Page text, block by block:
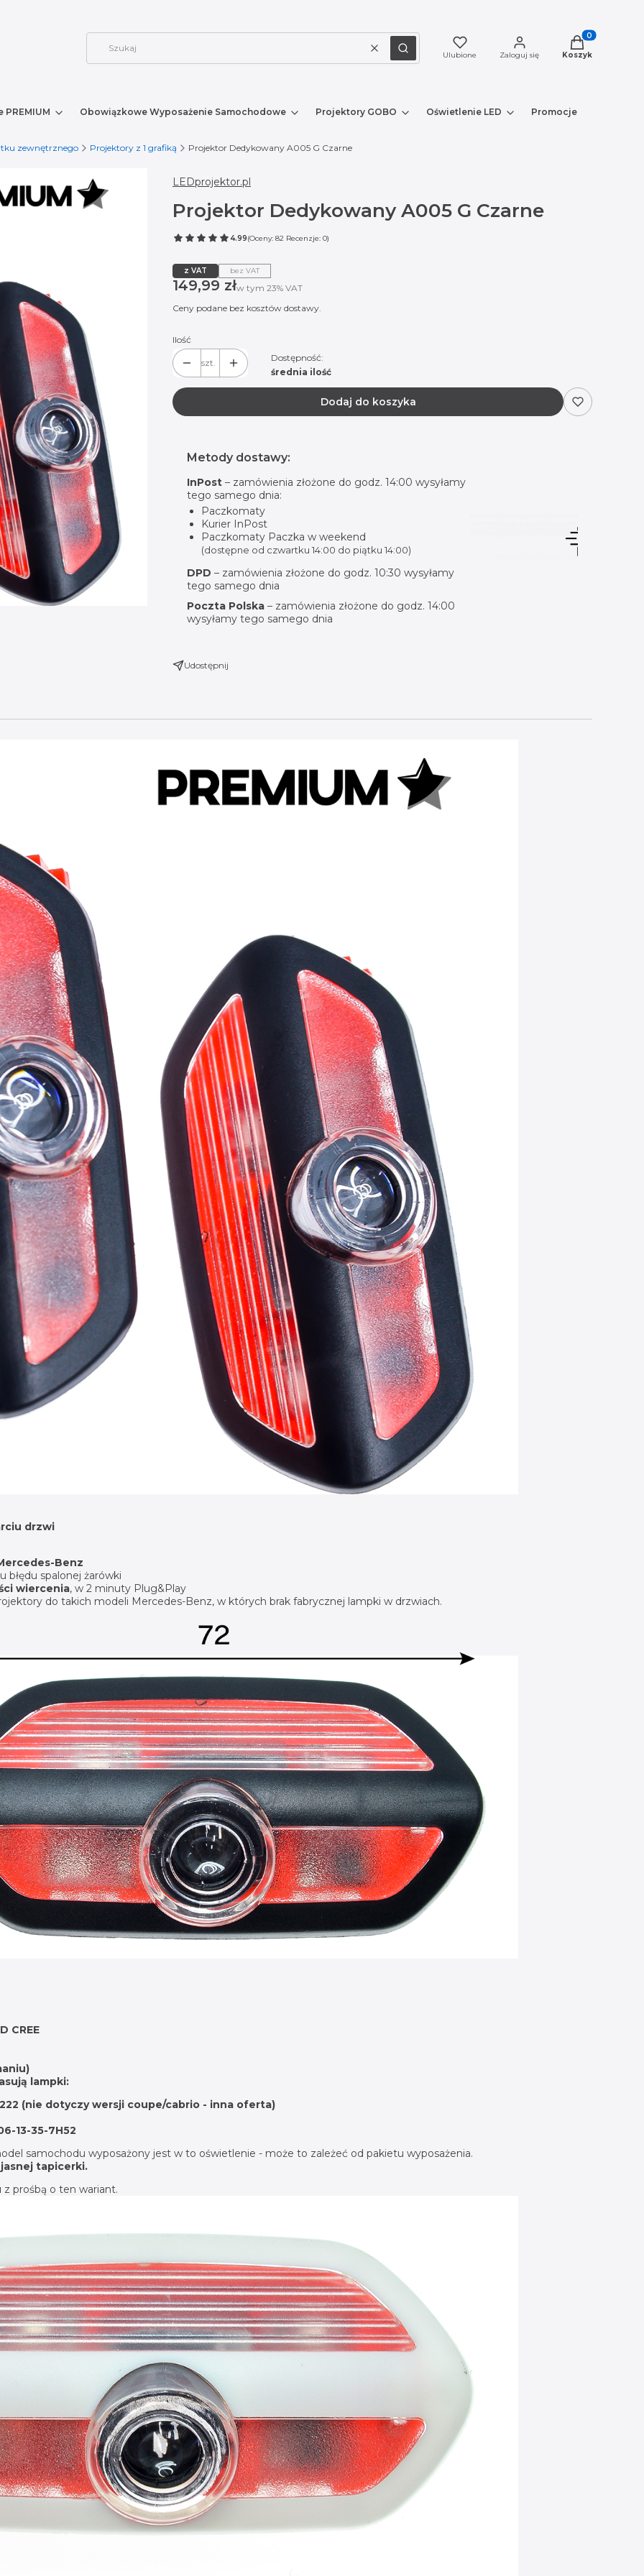
WyczyśćSzukaj Ulubione Zaloguj się
Produkty w
Koszyk
Obowiązkowe Wyposażenie Samochodowe Projektory GOBO Oświetlenie LED Promocje
zewnętrznego Projektory z 1 grafiką Projektor Dedykowany A005 G Czarne
LEDprojektor.pl
Projektor Dedykowany A005 G Czarne
4.99(Oceny: 82 Recenzje: 0)
z VAT bez VAT
Cena
149,99 złw tym 23% VAT
w tym 23% VAT
Ceny podane bez kosztów dostawy.
Ilość
szt.
Dostępność:
średnia ilość
Dodaj do koszyka
Metody dostawy:
InPost – zamówienia złożone do godz. 14:00 wysyłamy
tego samego dnia:
Paczkomaty
Kurier InPost
Paczkomaty Paczka w weekend
(dostępne od czwartku 14:00 do piątku 14:00)
DPD – zamówienia złożone do godz. 10:30 wysyłamy
tego samego dnia
Poczta Polska – zamówienia złożone do godz. 14:00
wysyłamy tego samego dnia
Udostępnij
drzwi
Benz
spalonej żarówki
wiercenia, w 2 minuty Plug&Play
do takich modeli Mercedes-Benz, w których brak fabrycznej lampki w drzwiach.
CREE
lampki:
(nie dotyczy wersji coupe/cabrio - inna oferta)
13-35-7H52
samochodu wyposażony jest w to oświetlenie - może to zależeć od pakietu wyposażenia.
jasnej tapicerki.
z prośbą o ten wariant.